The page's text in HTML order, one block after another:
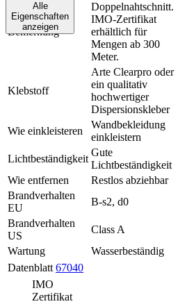
Bemerkung
Doppelnahtschnitt.
IMO-Zertifikat
erhältlich für
Mengen ab 300
Meter.
Klebstoff
Arte Clearpro oder
ein qualitativ
hochwertiger
Dispersionskleber
Wie einkleisteren
Wandbekleidung
einkleistern
Lichtbeständigkeit
Gute
Lichtbeständigkeit
Wie entfernen
Restlos abziehbar
Brandverhalten
EU
B-s2, d0
Brandverhalten
US
Class A
Wartung
Wasserbeständig
Datenblatt 67040
IMO
Zertifikat
Alle
Eigenschaften
anzeigen
Verkaufsstellen
Anleitungen
Nachhaltigkeit
FAQ
Stellenangebote
Legal
Musteranträge
Vorrat
Bereich
Presse
B2B-
Bestellplattform